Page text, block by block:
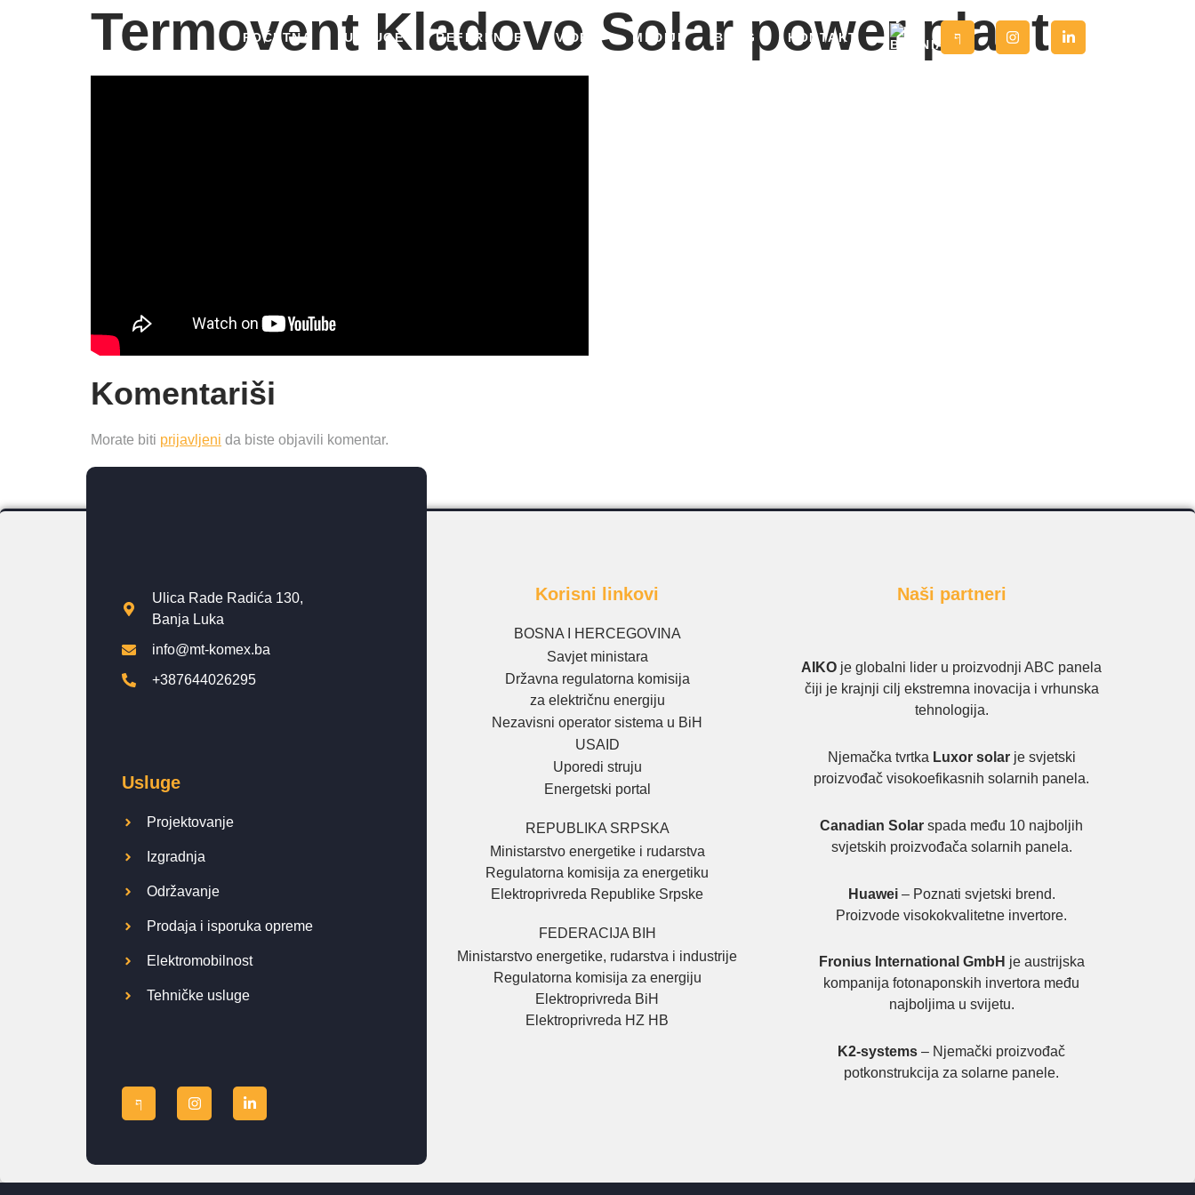
POČETNA USLUGE REFERENCE VIDEO MEDIJI BLOG KONTAKT
Termovent Kladovo Solar power plant
Komentariši
Morate biti prijavljeni da biste objavili komentar.
Ulica Rade Radića 130,
Banja Luka
info@mt-komex.ba
+387644026295
Usluge
Projektovanje
Izgradnja
Održavanje
Prodaja i isporuka opreme
Elektromobilnost
Tehničke usluge
Korisni linkovi
BOSNA I HERCEGOVINA
Savjet ministara
Državna regulatorna komisija
za električnu energiju
Nezavisni operator sistema u BiH
USAID
Uporedi struju
Energetski portal
REPUBLIKA SRPSKA
Ministarstvo energetike i rudarstva
Regulatorna komisija za energetiku
Elektroprivreda Republike Srpske
FEDERACIJA BIH
Ministarstvo energetike, rudarstva i industrije
Regulatorna komisija za energiju
Elektroprivreda BiH
Elektroprivreda HZ HB
Naši partneri
AIKO je globalni lider u proizvodnji ABC panela
čiji je krajnji cilj ekstremna inovacija i vrhunska
tehnologija.
Njemačka tvrtka Luxor solarje svjetski
proizvođač visokoefikasnih solarnih panela.
Canadian Solarspada među 10 najboljih
svjetskih proizvođača solarnih panela.
Huawei – Poznati svjetski brend.
Proizvode visokokvalitetne invertore.
Fronius International GmbH je austrijska
kompanija fotonaponskih invertora među
najboljima u svijetu.
K2-systems– Njemački proizvođač
potkonstrukcija za solarne panele.